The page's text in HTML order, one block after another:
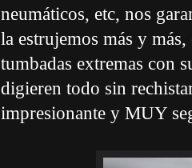
neumáticos, etc, nos
la estrujemos más y
tumbadas extremas con
digieren todo sin
impresionante y MUY